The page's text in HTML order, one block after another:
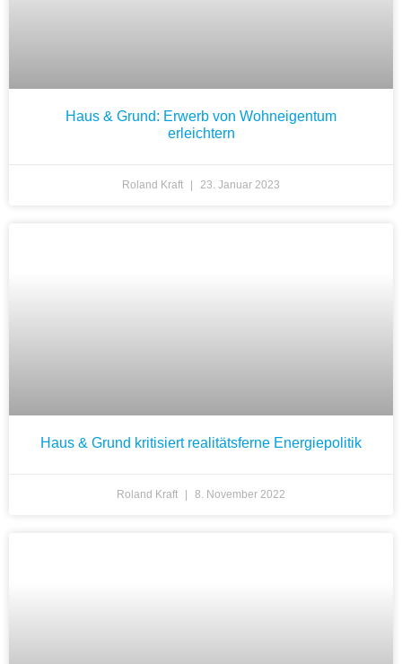
Haus & Grund: Erwerb von Wohneigentum
erleichtern
Roland Kraft 23. Januar 2023
Haus & Grund kritisiert realitätsferne Energiepolitik
Roland Kraft 8. November 2022